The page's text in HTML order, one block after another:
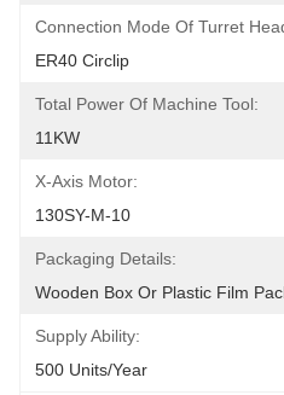
Connection Mode Of Turret
ER40 Circlip
Total Power Of Machine Tool:
11KW
X-Axis Motor:
130SY-M-10
Packaging Details:
Wooden Box Or Plastic Film
Supply Ability:
500 Units/year